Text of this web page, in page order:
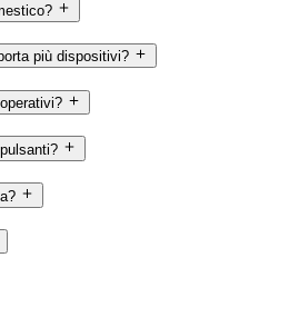
più dispositivi?